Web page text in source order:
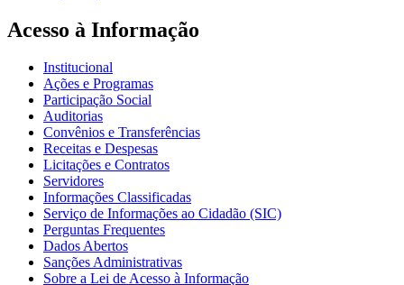
Acesso à Informação
Institucional
Ações e Programas
Participação Social
Auditorias
Convênios e Transferências
Receitas e Despesas
Licitações e Contratos
Servidores
Informações Classificadas
Serviço de Informações ao Cidadão (SIC)
Perguntas Frequentes
Dados Abertos
Sanções Administrativas
Sobre a Lei de Acesso à Informação